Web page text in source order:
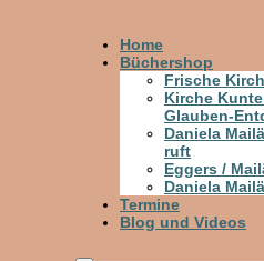
Home
Büchershop
Frische
Kirche
Glauben-
Daniela
ruft
Eggers /
Daniela
Termine
Blog und Videos